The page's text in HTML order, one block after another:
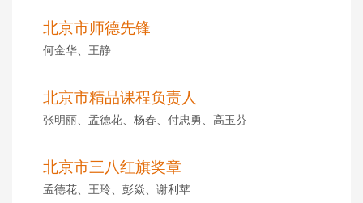
北京市师德先锋
何金华、王静
北京市精品课程负责人
张明丽、孟德花、杨春、付忠勇、高玉芬
北京市三八红旗奖章
孟德花、王玲、彭焱、谢利苹